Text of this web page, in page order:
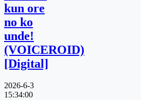
kun ore
no ko
unde!
(VOICEROID)
[Digital]
2026-6-3
15:34:00